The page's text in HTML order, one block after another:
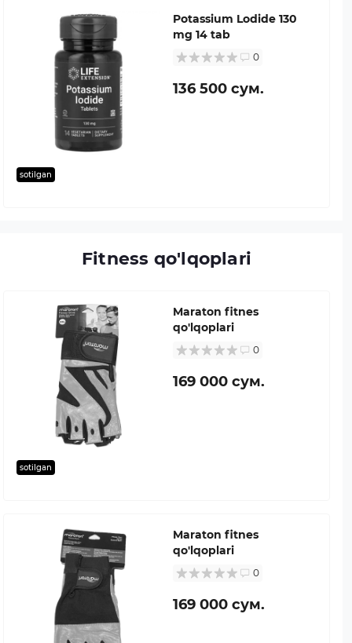
sotilgan
Potassium Lodide 130
mg 14 tab
0
136 500 сум.
Fitness qo'lqoplari
sotilgan
Maraton fitnes
qo'lqoplari
0
169 000 сум.
Maraton fitnes
qo'lqoplari
0
169 000 сум.